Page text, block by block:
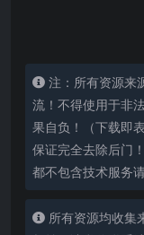
注：所有资源来
流！不得使用于非
果自负！（下载即
保证完全去除后门
都不包含技术服务
所有资源均收集